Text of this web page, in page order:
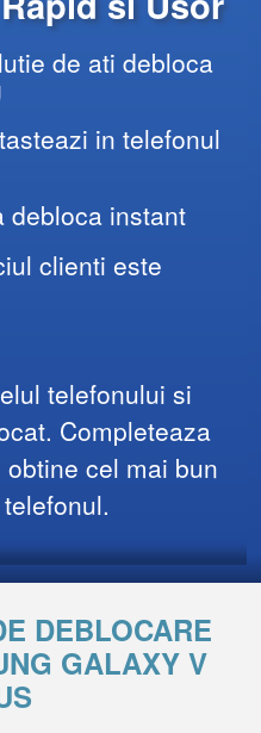
de ati debloca
in telefonul
debloca instant
clienti este
telefonului si
Completeaza
cel mai bun
DEBLOCARE
GALAXY V